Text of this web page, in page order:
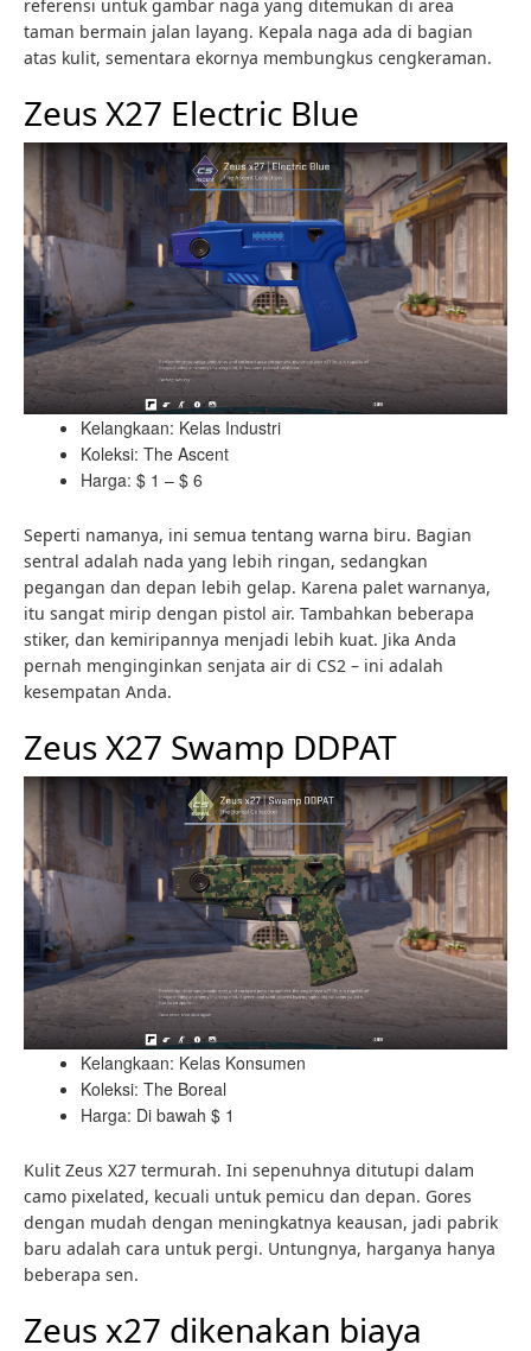
referensi untuk gambar naga yang ditemukan di area
taman bermain jalan layang. Kepala naga ada di bagian
atas kulit, sementara ekornya membungkus cengkeraman.
Zeus X27 Electric Blue
Kelangkaan: Kelas Industri
Koleksi: The Ascent
Harga: $ 1 – $ 6
Seperti namanya, ini semua tentang warna biru. Bagian
sentral adalah nada yang lebih ringan, sedangkan
pegangan dan depan lebih gelap. Karena palet warnanya,
itu sangat mirip dengan pistol air. Tambahkan beberapa
stiker, dan kemiripannya menjadi lebih kuat. Jika Anda
pernah menginginkan senjata air di CS2 – ini adalah
kesempatan Anda.
Zeus X27 Swamp DDPAT
Kelangkaan: Kelas Konsumen
Koleksi: The Boreal
Harga: Di bawah $ 1
Kulit Zeus X27 termurah. Ini sepenuhnya ditutupi dalam
camo pixelated, kecuali untuk pemicu dan depan. Gores
dengan mudah dengan meningkatnya keausan, jadi pabrik
baru adalah cara untuk pergi. Untungnya, harganya hanya
beberapa sen.
Zeus x27 dikenakan biaya